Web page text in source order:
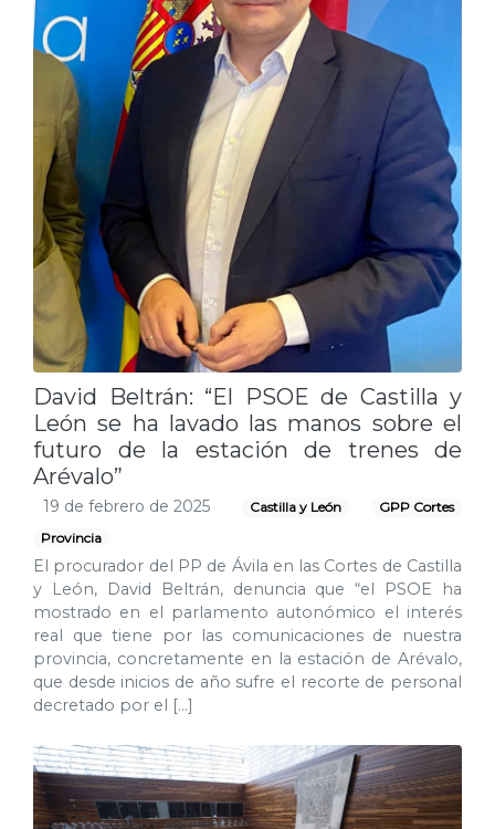
David Beltrán: “El PSOE de Castilla y
León se ha lavado las manos sobre el
futuro de la estación de trenes de
Arévalo”
19 de febrero de 2025 Castilla y León
GPP Cortes
Provincia
El procurador del PP de Ávila en las Cortes de Castilla
y León, David Beltrán, denuncia que “el PSOE ha
mostrado en el parlamento autonómico el interés
real que tiene por las comunicaciones de nuestra
provincia, concretamente en la estación de Arévalo,
que desde inicios de año sufre el recorte de personal
decretado por el […]